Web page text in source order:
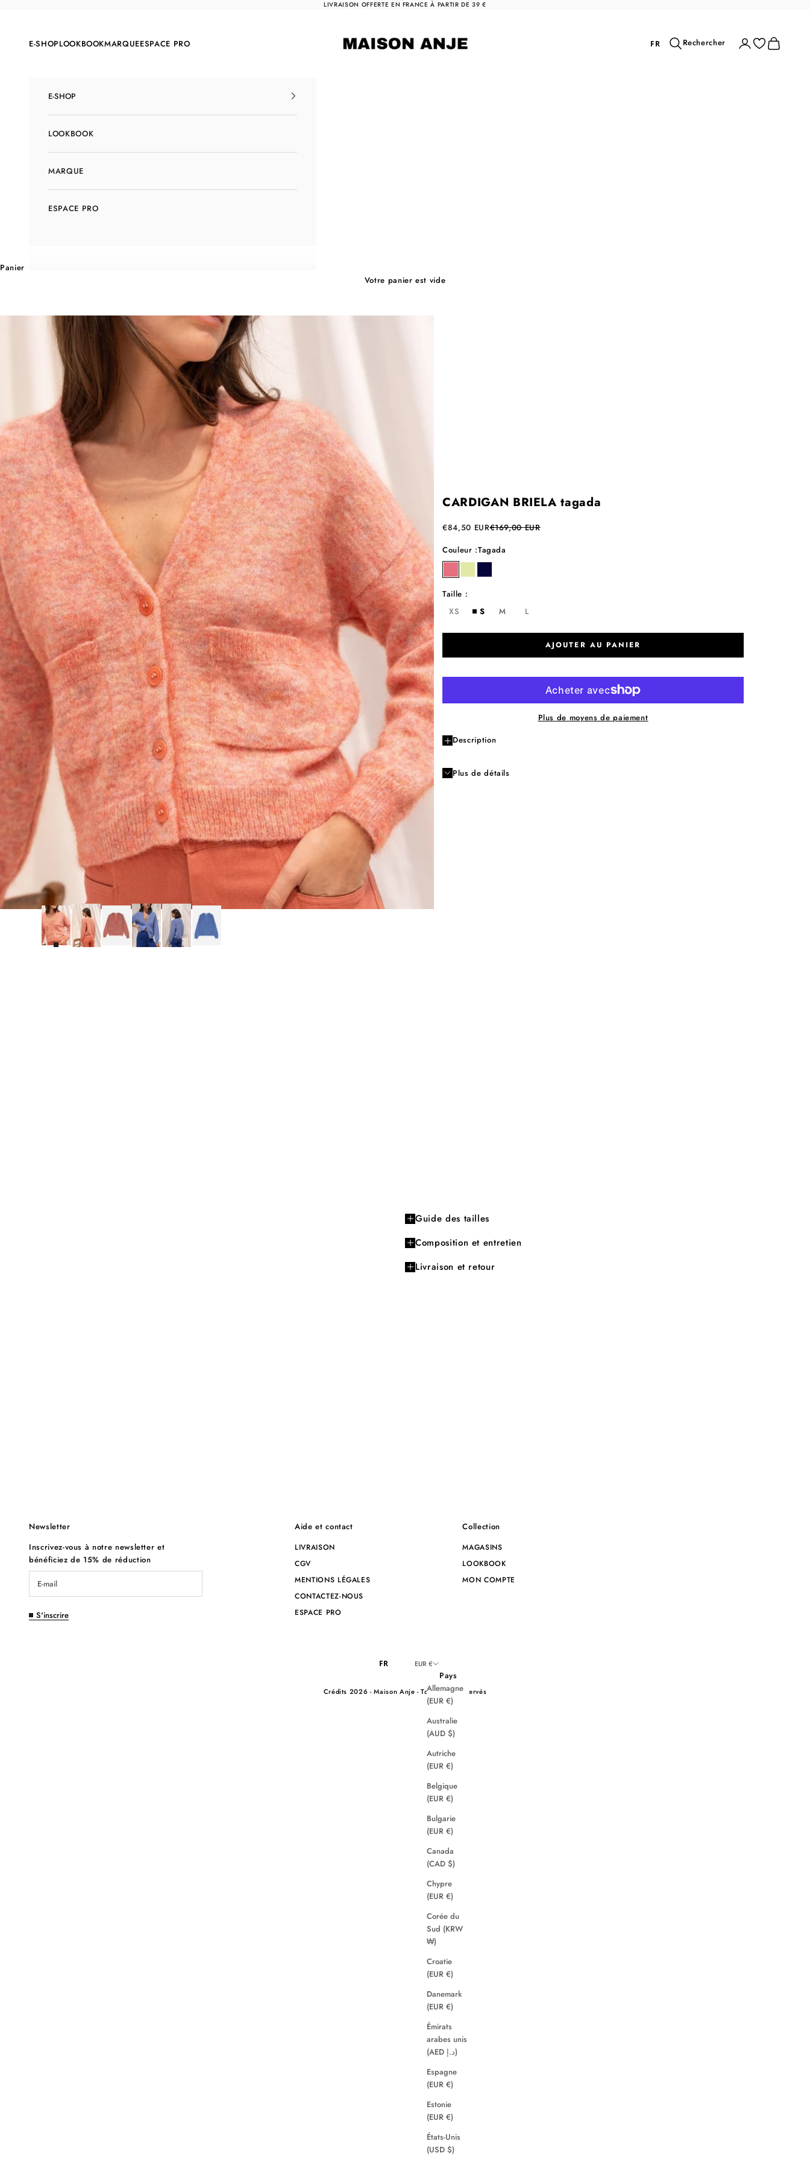
LIVRAISON OFFERTE EN FRANCE À PARTIR DE 39 €
E-SHOPLOOKBOOKMARQUEESPACE PRO FR Rechercher
Rechercher ConnexionPanier
E-SHOP
LOOKBOOK
MARQUE
ESPACE PRO
Panier
Votre panier est vide
CARDIGAN BRIELA tagada
Prix de vente
€84,50 EURPrix normal
€169,00 EUR
Couleur :Tagada
tagadagrannynight
Taille :
XS
S M L
AJOUTER AU PANIER
Plus de moyens de paiement
Description
Plus de détails
Guide des tailles
Composition et entretien
Livraison et retour
Newsletter
Inscrivez-vous à notre newsletter et
bénéficiez de 15% de réduction
S'inscrire
Aide et contact
LIVRAISON
CGV
MENTIONS LÉGALES
CONTACTEZ-NOUS
ESPACE PRO
Collection
MAGASINS
LOOKBOOK
MON COMPTE
FR EUR €
Pays
Allemagne
(EUR €)
Australie
(AUD $)
Autriche
(EUR €)
Belgique
(EUR €)
Bulgarie
(EUR €)
Canada
(CAD $)
Chypre
(EUR €)
Corée du
Sud (KRW
₩)
Croatie
(EUR €)
Danemark
(EUR €)
Émirats
arabes unis
(AED د.إ)
Espagne
(EUR €)
Estonie
(EUR €)
États-Unis
(USD $)
Crédits 2026 - Maison Anje - Tous droits réservés